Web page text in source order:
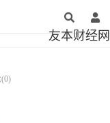
友本财经网